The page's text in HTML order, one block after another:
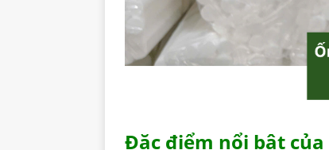
Đặc điểm nổi bật của